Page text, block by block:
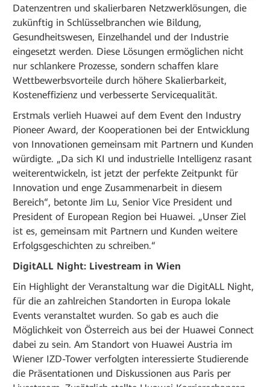
Datenzentren und skalierbaren Netzwerklösungen, die
zukünftig in Schlüsselbranchen wie Bildung,
Gesundheitswesen, Einzelhandel und der Industrie
eingesetzt werden. Diese Lösungen ermöglichen nicht
nur schlankere Prozesse, sondern schaffen klare
Wettbewerbsvorteile durch höhere Skalierbarkeit,
Kosteneffizienz und verbesserte Servicequalität.
Erstmals verlieh Huawei auf dem Event den Industry
Pioneer Award, der Kooperationen bei der Entwicklung
von Innovationen gemeinsam mit Partnern und Kunden
würdigte. „Da sich KI und industrielle Intelligenz rasant
weiterentwickeln, ist jetzt der perfekte Zeitpunkt für
Innovation und enge Zusammenarbeit in diesem
Bereich“, betonte Jim Lu, Senior Vice President und
President of European Region bei Huawei. „Unser Ziel
ist es, gemeinsam mit Partnern und Kunden weitere
Erfolgsgeschichten zu schreiben.“
DigitALL Night: Livestream in Wien
Ein Highlight der Veranstaltung war die DigitALL Night,
für die an zahlreichen Standorten in Europa lokale
Events veranstaltet wurden. So gab es auch die
Möglichkeit von Österreich aus bei der Huawei Connect
dabei zu sein. Am Standort von Huawei Austria im
Wiener IZD-Tower verfolgten interessierte Studierende
die Präsentationen und Diskussionen aus Paris per